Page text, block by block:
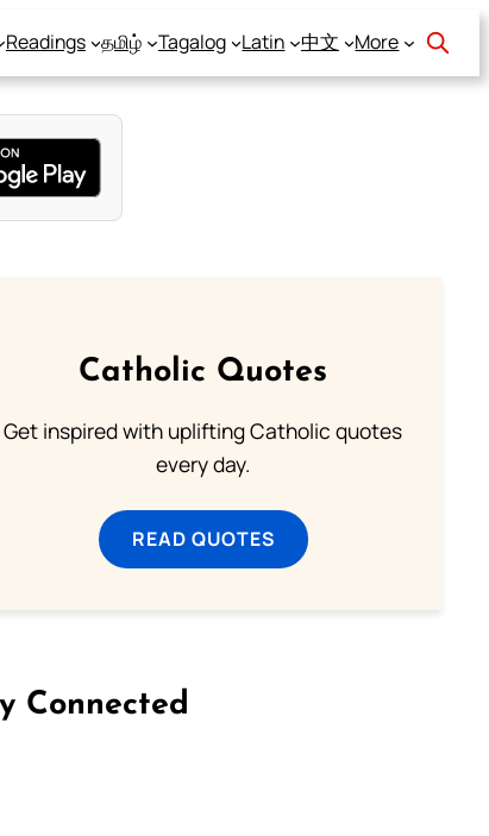
Readings தமிழ் Tagalog Latin 中文 More
Catholic Quotes
Get inspired with uplifting Catholic quotes
every day.
READ QUOTES
Connected